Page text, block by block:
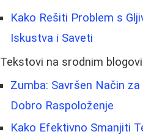
Kako Rešiti Problem s
Iskustva i Saveti
Tekstovi na srodnim
Zumba: Savršen Način
Dobro Raspoloženje
Kako Efektivno Smanjiti